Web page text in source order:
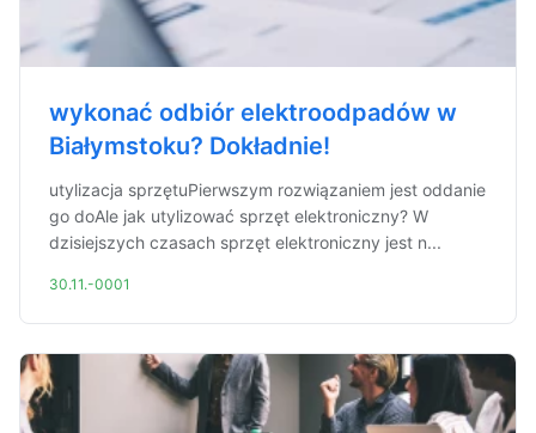
wykonać odbiór elektroodpadów w
Białymstoku? Dokładnie!
utylizacja sprzętuPierwszym rozwiązaniem jest oddanie
go doAle jak utylizować sprzęt elektroniczny? W
dzisiejszych czasach sprzęt elektroniczny jest n...
30.11.-0001